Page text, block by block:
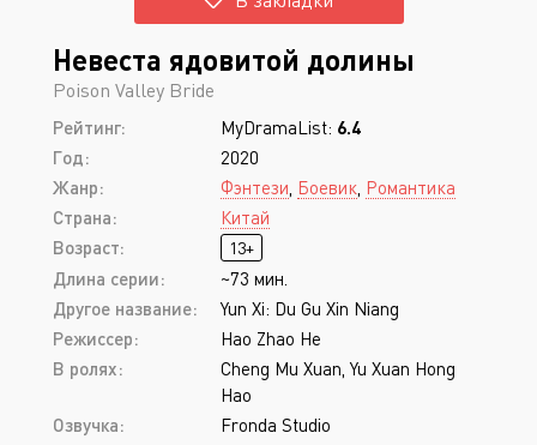
Невеста ядовитой долины
Poison Valley Bride
Рейтинг: MyDramaList: 6.4
Год:
2020
Жанр:
Фэнтези Боевик Романтика
Страна:
Китай
Возраст:
13+
Длина серии:
~73 мин.
Другое название:
Yun Xi: Du Gu Xin Niang
Режиссер:
Hao Zhao He
В ролях:
Cheng Mu Xuan, Yu Xuan Hong
Hao
Озвучка:
Fronda Studio